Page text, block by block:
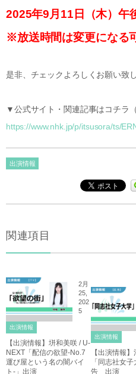
2025年9月11日（木）午
※放送時間は変更になる
是非、チェックよろしくお願い致し
▼公式サイト・関連記事はコチラ（
https://www.nhk.jp/p/itsusora/ts/
出演情報
関連項目
2月
25,
202
5
出演情報
【出演情報】垪和美咲 / U-
NEXT「配信の欲望-No.7
運び屋という名の闇バイ
ト-」出演
出演情報
【出演情報
「同志社女
告 出演